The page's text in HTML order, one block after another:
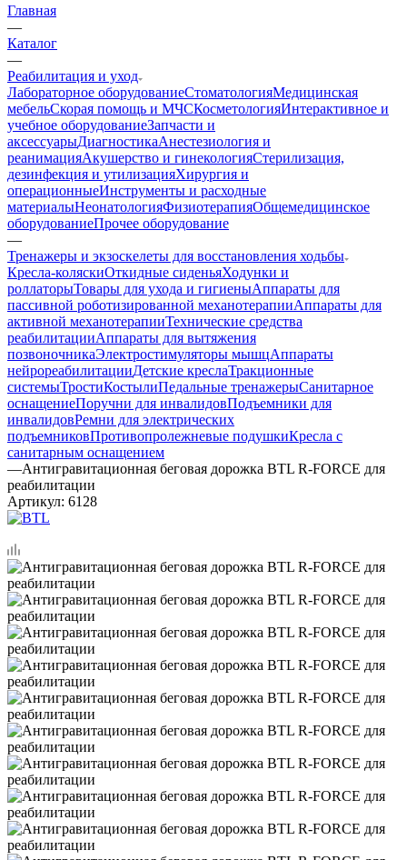
Главная
—
Каталог
—
Реабилитация и уход
Лабораторное оборудованиеСтоматологияМедицинская
мебельСкорая помощь и МЧСКосметологияИнтерактивное и
учебное оборудованиеЗапчасти и
аксессуарыДиагностикаАнестезиология и
реанимацияАкушерство и гинекологияСтерилизация,
дезинфекция и утилизацияХирургия и
операционныеИнструменты и расходные
материалыНеонатологияФизиотерапияОбщемедицинское
оборудованиеПрочее оборудование
—
Тренажеры и экзоскелеты для восстановления ходьбы
Кресла-коляскиОткидные сиденьяХодунки и
роллаторыТовары для ухода и гигиеныАппараты для
пассивной роботизированной механотерапииАппараты для
активной механотерапииТехнические средства
реабилитацииАппараты для вытяжения
позвоночникаЭлектростимуляторы мышцАппараты
нейрореабилитацииДетские креслаТракционные
системыТростиКостылиПедальные тренажерыСанитарное
оснащениеПоручни для инвалидовПодъемники для
инвалидовРемни для электрических
подъемниковПротивопролежневые подушкиКресла с
санитарным оснащением
—Антигравитационная беговая дорожка BTL R-FORCE для
реабилитации
Артикул: 6128